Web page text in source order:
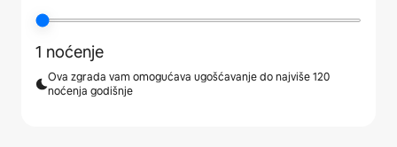
1 noćenje
Ova zgrada vam omogućava ugošćavanje do najviše 120
noćenja godišnje